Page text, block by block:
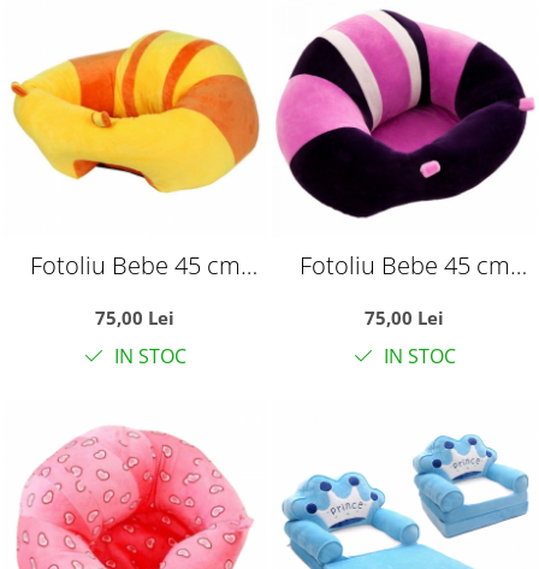
Fotoliu Bebe 45 cm
Fundulet - galben cu
portocaliu
75,00 Lei
IN STOC
Fotoliu Bebe 45 cm
Fundulet - mov
75,00 Lei
IN STOC